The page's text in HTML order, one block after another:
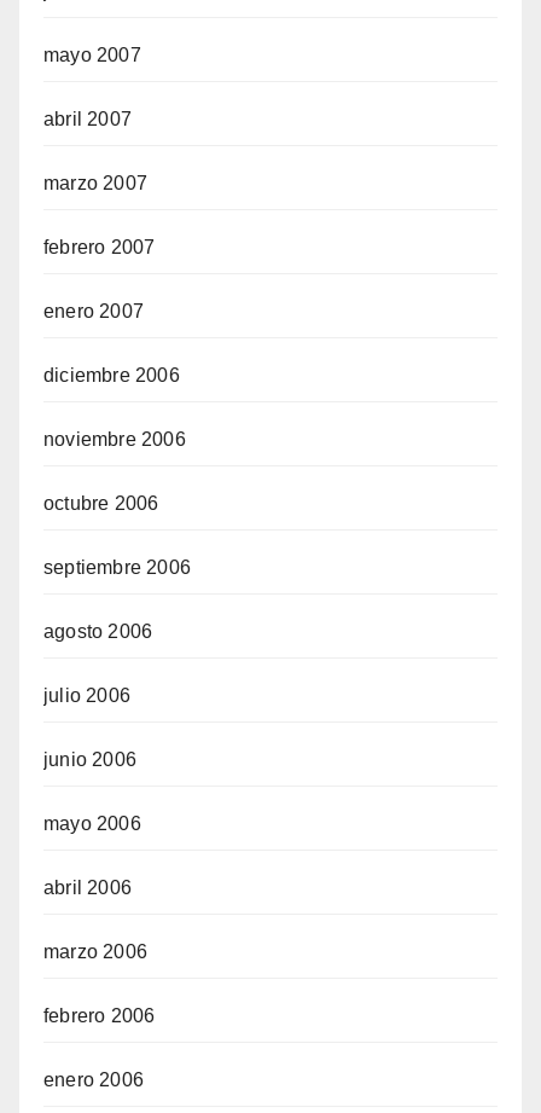
mayo 2007
abril 2007
marzo 2007
febrero 2007
enero 2007
diciembre 2006
noviembre 2006
octubre 2006
septiembre 2006
agosto 2006
julio 2006
junio 2006
mayo 2006
abril 2006
marzo 2006
febrero 2006
enero 2006